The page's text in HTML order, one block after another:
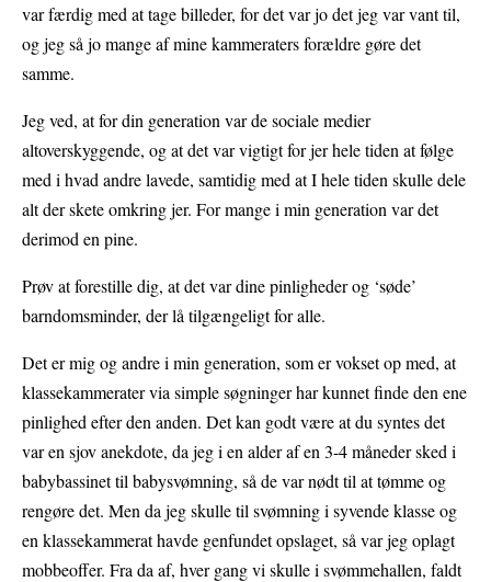
var færdig med at tage billeder, for det var jo det jeg var vant til,
og jeg så jo mange af mine kammeraters forældre gøre det
samme.
Jeg ved, at for din generation var de sociale medier
altoverskyggende, og at det var vigtigt for jer hele tiden at følge
med i hvad andre lavede, samtidig med at I hele tiden skulle dele
alt der skete omkring jer. For mange i min generation var det
derimod en pine.
Prøv at forestille dig, at det var dine pinligheder og ‘søde’
barndomsminder, der lå tilgængeligt for alle.
Det er mig og andre i min generation, som er vokset op med, at
klassekammerater via simple søgninger har kunnet finde den ene
pinlighed efter den anden. Det kan godt være at du syntes det
var en sjov anekdote, da jeg i en alder af en 3-4 måneder sked i
babybassinet til babysvømning, så de var nødt til at tømme og
rengøre det. Men da jeg skulle til svømning i syvende klasse og
en klassekammerat havde genfundet opslaget, så var jeg oplagt
mobbeoffer. Fra da af, hver gang vi skulle i svømmehallen, faldt